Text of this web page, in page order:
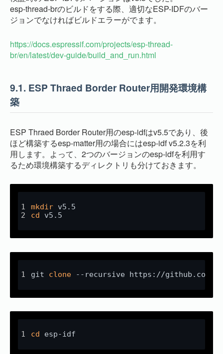
esp-thread-brのビルドをする際、適切なESP-IDFのバー
ジョンでなければビルドエラーがでます。
https://docs.espressif.com/projects/esp-thread-
br/en/latest/dev-guide/build_and_run.html
9.1. ESP Thraed Border Router用開発環境構
築
ESP Thraed Border Router用のesp-idfはv5.5であり、後
ほど構築するesp-matter用の場合にはesp-idf v5.2.3を利
用します。よって、2つのバージョンのesp-idfを利用す
るため環境構築するディレクトリも分けておきます。
mkdir v5.5
cd v5.5
git clone --recursive https://github.com/
cd esp-idf